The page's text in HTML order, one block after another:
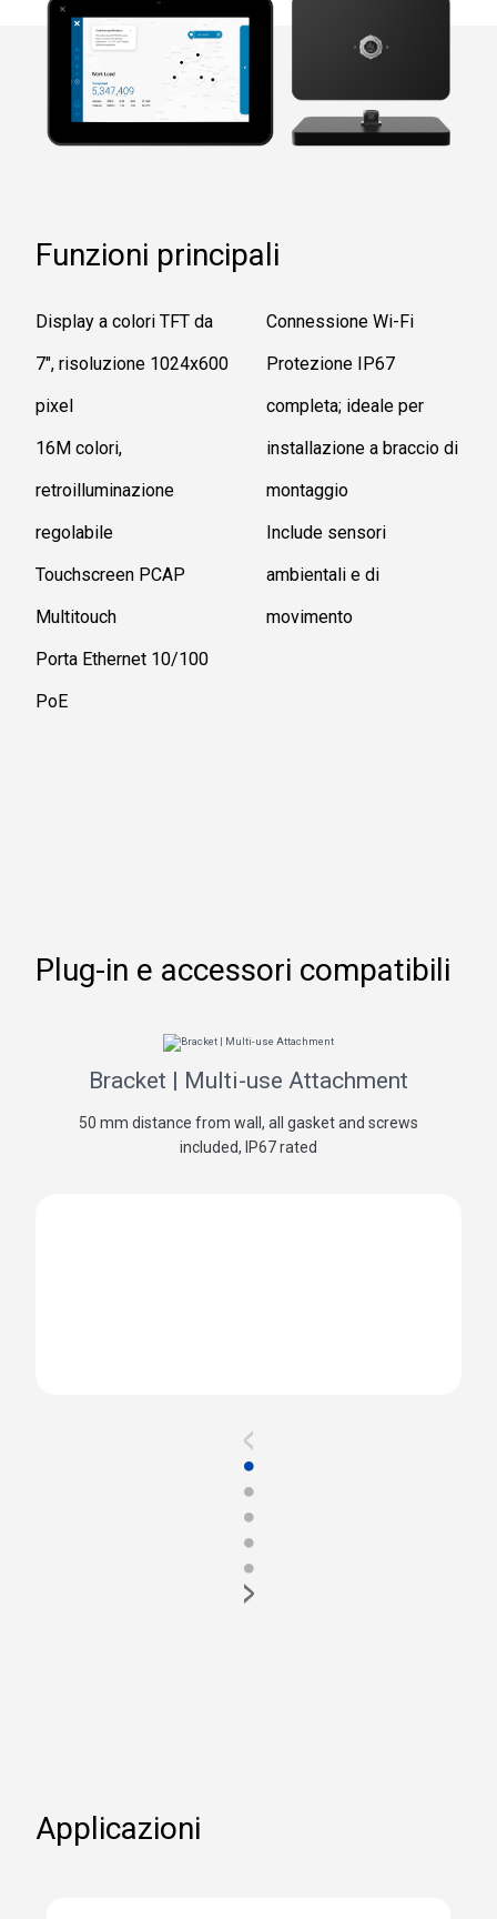
Funzioni principali
Display a colori TFT da
7", risoluzione 1024x600
pixel
16M colori,
retroilluminazione
regolabile
Touchscreen PCAP
Multitouch
Porta Ethernet 10/100
PoE
Connessione Wi-Fi
Protezione IP67
completa; ideale per
installazione a braccio di
montaggio
Include sensori
ambientali e di
movimento
Plug-in e accessori compatibili
Bracket | Multi-use Attachment
50 mm distance from wall, all gasket and screws
included, IP67 rated
<
●
●
●
●
●
>
Applicazioni